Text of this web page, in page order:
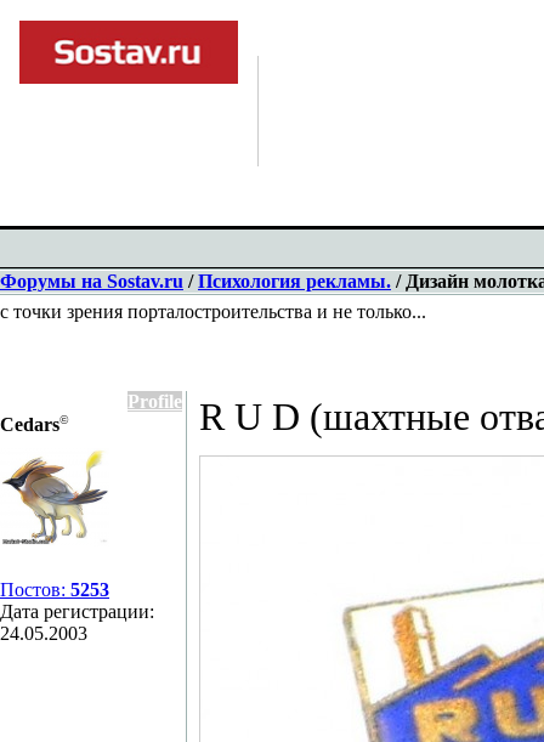
Форумы на Sostav.ru /Психология рекламы. / Дизайн
с точки зрения порталостроительства и не только...
Profile
Cedars©
Постов: 5253
Дата регистрации:
24.05.2003
R U D (шахтные